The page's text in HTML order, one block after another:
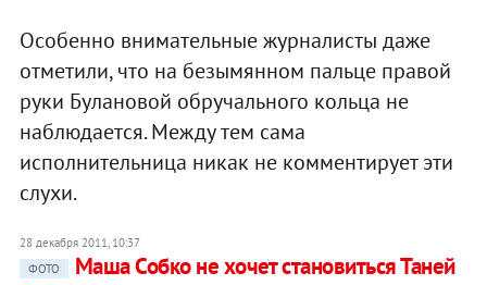
Особенно внимательные журналисты даже
отметили, что на безымянном пальце правой
руки Булановой обручального кольца не
наблюдается. Между тем сама
исполнительница никак не комментирует эти
слухи.
28 декабря 2011, 10:37
ФОТО
Маша Собко не хочет становиться Таней